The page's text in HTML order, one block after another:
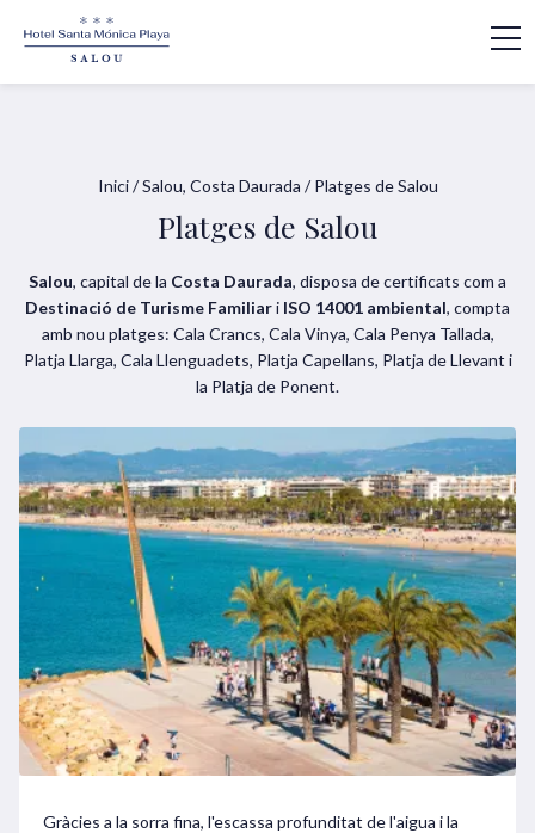
Inici /Salou, Costa Daurada /Platges de Salou
Platges de Salou
Salou, capital de la Costa Daurada, disposa de certificats com a
Destinació de Turisme Familiari ISO 14001 ambiental, compta
amb nou platges: Cala Crancs, Cala Vinya, Cala Penya Tallada,
Platja Llarga, Cala Llenguadets, Platja Capellans, Platja de Llevant i
la Platja de Ponent.
Gràcies a la sorra fina, l'escassa profunditat de l'aigua i la